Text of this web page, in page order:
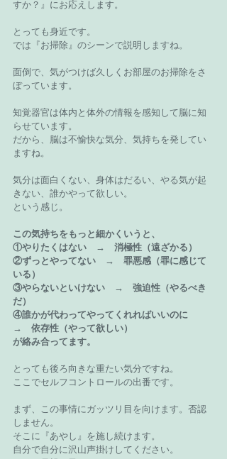
すか？』にお応えします。
とっても身近です。
では『お掃除』のシーンで説明しますね。
面倒で、気がつけば久しくお部屋のお掃除をさ
ぼっています。
知覚器官は体内と体外の情報を感知して脳に知
らせています。
だから、脳は不愉快な気分、気持ちを発してい
ますね。
気分は面白くない、身体はだるい、やる気が起
きない、誰かやって欲しい。
という感じ。
この気持ちをもっと細かくいうと、
①やりたくはない　→　消極性（遠ざかる）
②ずっとやってない　→　罪悪感（罪に感じて
いる）
③やらないといけない　→　強迫性（やるべき
だ）
④誰かが代わってやってくれればいいのに
→　依存性（やって欲しい）
が絡み合ってます。
とっても後ろ向きな重たい気分ですね。
ここでセルフコントロールの出番です。
まず、この事情にガッツリ目を向けます。否認
しません。
そこに『あやし』を施し続けます。
自分で自分に沢山声掛けしてください。